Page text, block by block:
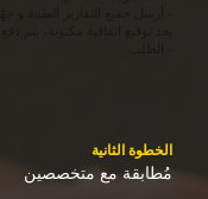
الخطوة الثانية
مُطابقة مع متخصصين